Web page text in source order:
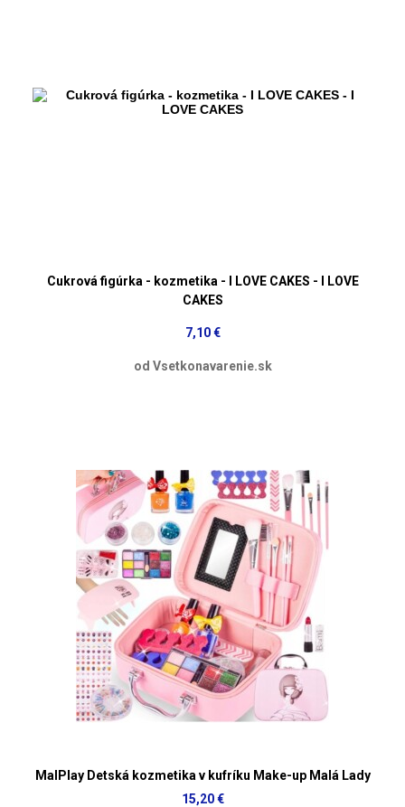
Cukrová figúrka - kozmetika - I LOVE CAKES - I LOVE
CAKES
7,10 €
od Vsetkonavarenie.sk
MalPlay Detská kozmetika v kufríku Make-up Malá Lady
15,20 €